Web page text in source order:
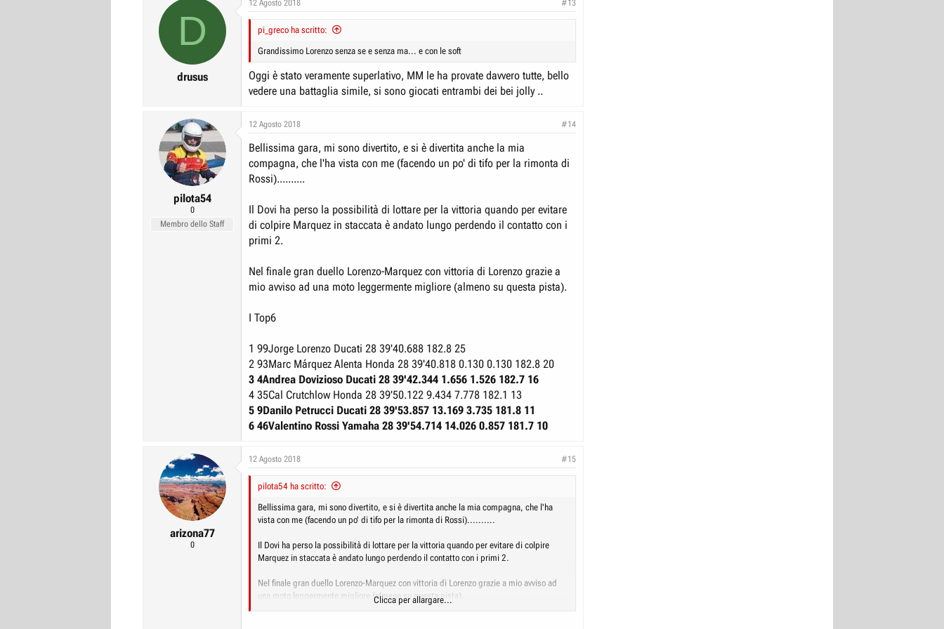
D
drusus
12 Agosto 2018 #13
pi_greco ha scritto:
Grandissimo Lorenzo senza se e senza ma... e con le soft
Oggi è stato veramente superlativo, MM le ha provate davvero tutte, bello
vedere una battaglia simile, si sono giocati entrambi dei bei jolly ..
pilota54
0
Membro dello Staff
12 Agosto 2018 #14
Bellissima gara, mi sono divertito, e si è divertita anche la mia
compagna, che l'ha vista con me (facendo un po' di tifo per la rimonta di
Rossi)..........
Il Dovi ha perso la possibilità di lottare per la vittoria quando per evitare
di colpire Marquez in staccata è andato lungo perdendo il contatto con i
primi 2.
Nel finale gran duello Lorenzo-Marquez con vittoria di Lorenzo grazie a
mio avviso ad una moto leggermente migliore (almeno su questa pista).
I Top6
1 99Jorge Lorenzo Ducati 28 39'40.688 182.8 25
2 93Marc Márquez Alenta Honda 28 39'40.818 0.130 0.130 182.8 20
3 4Andrea Dovizioso Ducati 28 39'42.344 1.656 1.526 182.7 16
4 35Cal Crutchlow Honda 28 39'50.122 9.434 7.778 182.1 13
5 9Danilo Petrucci Ducati 28 39'53.857 13.169 3.735 181.8 11
6 46Valentino Rossi Yamaha 28 39'54.714 14.026 0.857 181.7 10
arizona77
0
12 Agosto 2018 #15
pilota54 ha scritto:
Bellissima gara, mi sono divertito, e si è divertita anche la mia compagna, che l'ha
vista con me (facendo un po' di tifo per la rimonta di Rossi)..........
Il Dovi ha perso la possibilità di lottare per la vittoria quando per evitare di colpire
Marquez in staccata è andato lungo perdendo il contatto con i primi 2.
Nel finale gran duello Lorenzo-Marquez con vittoria di Lorenzo grazie a mio avviso ad
una moto leggermente migliore (almeno su questa pista).
Clicca per allargare...